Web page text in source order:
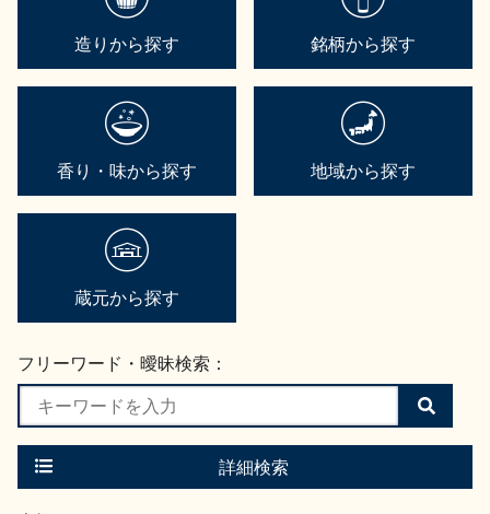
造りから探す 銘柄から探す
香り・味から探す 地域から探す
蔵元から探す
フリーワード・曖昧検索：
検
索
す
詳細検索